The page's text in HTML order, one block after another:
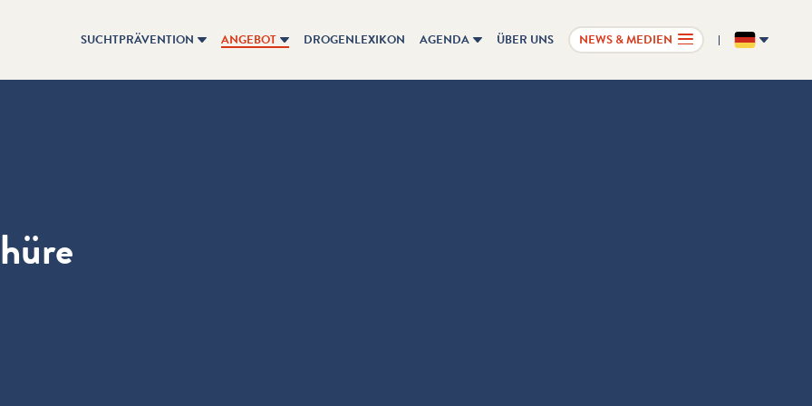
SUCHTPRÄVENTION ANGEBOT DROGENLEXIKON AGENDA ÜBER UNS NEWS & MEDIEN DE